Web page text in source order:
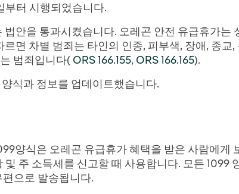
부터 시행되었습니다.
안을 통과시켰습니다. 오레곤 안전 유급휴가는
면 차별 범죄는 타인의 인종, 피부색, 장애, 종교
범죄입니다( ORS 166.155, ORS 166.165).
식과 정보를 업데이트했습니다.
양식은 오레곤 유급휴가 혜택을 받은 사람에게
및 주 소득세를 신고할 때 사용합니다. 모든 1099
편으로 발송됩니다.